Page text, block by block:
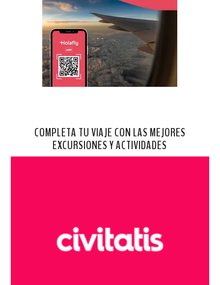
COMPLETA TU VIAJE CON LAS MEJORES
EXCURSIONES Y ACTIVIDADES